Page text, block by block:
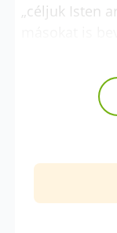
„céljuk Isten